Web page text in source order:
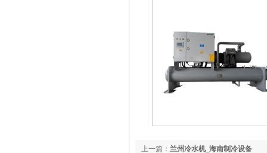
上一篇： 兰州冷水机_海南制冷设备